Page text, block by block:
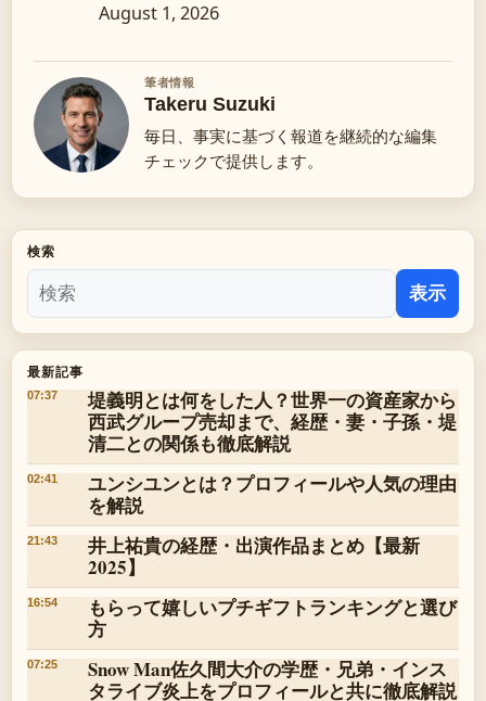
August 1, 2026
筆者情報
Takeru Suzuki
毎日、事実に基づく報道を継続的な編集
チェックで提供します。
検索
表示
最新記事
07:37
堤義明とは何をした人？世界一の資産家から
西武グループ売却まで、経歴・妻・子孫・堤
清二との関係も徹底解説
02:41
ユンシユンとは？プロフィールや人気の理由
を解説
21:43
井上祐貴の経歴・出演作品まとめ【最新
2025】
16:54
もらって嬉しいプチギフトランキングと選び
方
07:25
Snow Man佐久間大介の学歴・兄弟・インス
タライブ炎上をプロフィールと共に徹底解説